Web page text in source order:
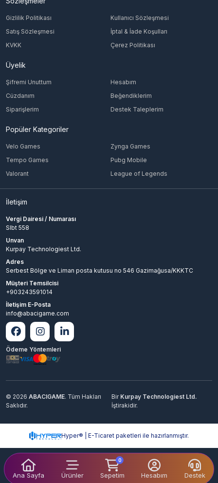
Ana Sayfa Ürünler
0
Sepetim Hesabım Destek
Gizlilik Politikası
Kullanıcı Sözleşmesi
Satış Sözleşmesi
İptal & İade Koşulları
KVKK
Çerez Politikası
Üyelik
Şifremi Unuttum
Hesabım
Cüzdanım
Beğendiklerim
Siparişlerim
Destek Taleplerim
Popüler Kategoriler
Velo Games
Zynga Games
Tempo Games
Pubg Mobile
Valorant
League of Legends
İletişim
Vergi Dairesi / Numarası
Slbt 558
Unvan
Kurpay Technologiest Ltd.
Adres
Serbest Bölge ve Liman posta kutusu no 546 Gazimağusa/KKKTC
Müşteri Temsilcisi
+903243591014
İletişim E-Posta
info@abacigame.com
Ödeme Yöntemleri
© 2026 ABACIGAME. Tüm Hakları
Saklıdır.
Bir Kurpay Technologiest Ltd.
İştirakidir.
Hyper® | E-Ticaret paketleri ile hazırlanmıştır.